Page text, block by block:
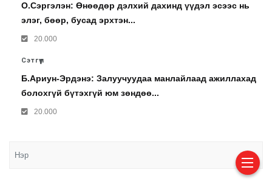
О.Сэргэлэн: Өнөөдөр дэлхий дахинд үүдэл эсээс нь
элэг, бөөр, бусад эрхтэн...
20.000
Сэтгүүл
Б.Ариун-Эрдэнэ: Залуучуудаа манлайлаад ажиллахад
болохгүй бүтэхгүй юм зөндөө...
20.000